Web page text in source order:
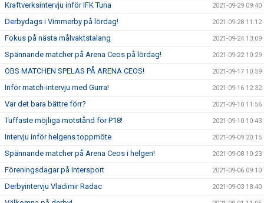
Kraftverksintervju inför IFK Tuna 2021-09-29 09:40
Derbydags i Vimmerby på lördag! 2021-09-28 11:12
Fokus på nästa målvaktstalang 2021-09-24 13:09
Spännande matcher på Arena Ceos på lördag! 2021-09-22 10:29
OBS MATCHEN SPELAS PÅ ARENA CEOS! 2021-09-17 10:59
Inför match-intervju med Gurra! 2021-09-16 12:32
Var det bara bättre förr? 2021-09-10 11:56
Tuffaste möjliga motstånd för P18! 2021-09-10 10:43
Intervju inför helgens toppmöte 2021-09-09 20:15
Spännande matcher på Arena Ceos i helgen! 2021-09-08 10:23
Föreningsdagar på Intersport 2021-09-06 09:10
Derbyintervju Vladimir Radac 2021-09-03 18:40